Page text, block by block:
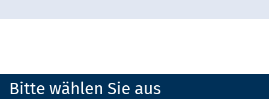
Bitte wählen Sie aus